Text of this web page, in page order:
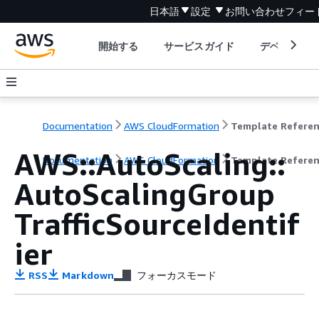
日本語 設定 お問い合わせフィー
開始する サービスガイド デベロッパ
Documentation AWS CloudFormation Template
Documentation AWS CloudFormation Template
AWS::AutoScaling::
AutoScalingGroup
TrafficSourceIdentif
ier
RSS Markdown フォーカスモード